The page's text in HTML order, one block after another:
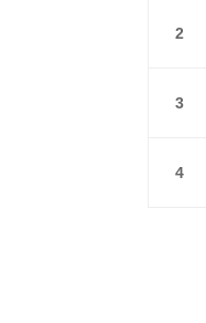
2
3
4